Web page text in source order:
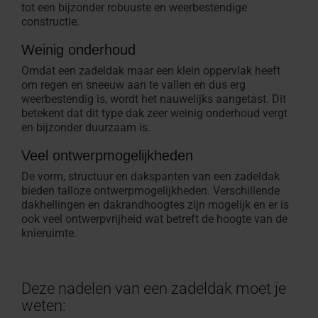
tot een bijzonder robuuste en weerbestendige
constructie.
Weinig onderhoud
Omdat een zadeldak maar een klein oppervlak heeft
om regen en sneeuw aan te vallen en dus erg
weerbestendig is, wordt het nauwelijks aangetast. Dit
betekent dat dit type dak zeer weinig onderhoud vergt
en bijzonder duurzaam is.
Veel ontwerpmogelijkheden
De vorm, structuur en dakspanten van een zadeldak
bieden talloze ontwerpmogelijkheden. Verschillende
dakhellingen en dakrandhoogtes zijn mogelijk en er is
ook veel ontwerpvrijheid wat betreft de hoogte van de
knieruimte.
Deze nadelen van een zadeldak moet je
weten: